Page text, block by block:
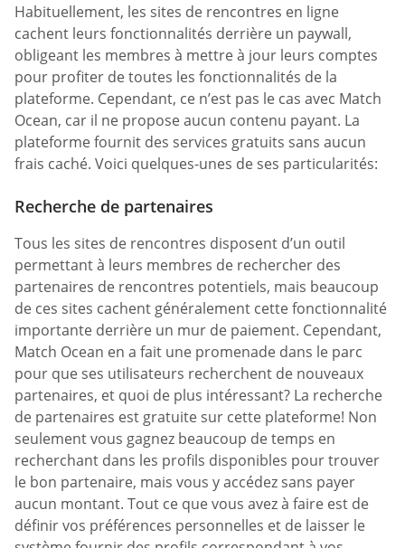
Habituellement, les sites de rencontres en ligne
cachent leurs fonctionnalités derrière un paywall,
obligeant les membres à mettre à jour leurs comptes
pour profiter de toutes les fonctionnalités de la
plateforme. Cependant, ce n’est pas le cas avec Match
Ocean, car il ne propose aucun contenu payant. La
plateforme fournit des services gratuits sans aucun
frais caché. Voici quelques-unes de ses particularités:
Recherche de partenaires
Tous les sites de rencontres disposent d’un outil
permettant à leurs membres de rechercher des
partenaires de rencontres potentiels, mais beaucoup
de ces sites cachent généralement cette fonctionnalité
importante derrière un mur de paiement. Cependant,
Match Ocean en a fait une promenade dans le parc
pour que ses utilisateurs recherchent de nouveaux
partenaires, et quoi de plus intéressant? La recherche
de partenaires est gratuite sur cette plateforme! Non
seulement vous gagnez beaucoup de temps en
recherchant dans les profils disponibles pour trouver
le bon partenaire, mais vous y accédez sans payer
aucun montant. Tout ce que vous avez à faire est de
définir vos préférences personnelles et de laisser le